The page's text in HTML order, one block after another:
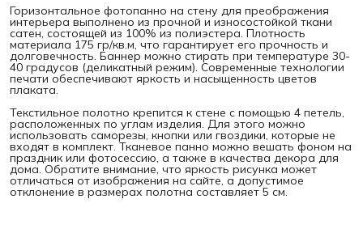
Горизонтальное фотопанно на стену для преображения
интерьера выполнено из прочной и износостойкой ткани
сатен, состоящей из 100% из полиэстера. Плотность
материала 175 гр/кв.м, что гарантирует его прочность и
долговечность. Баннер можно стирать при температуре 30-
40 градусов (деликатный режим). Современные технологии
печати обеспечивают яркость и насыщенность цветов
плаката.
Текстильное полотно крепится к стене с помощью 4 петель,
расположенных по углам изделия. Для этого можно
использовать саморезы, кнопки или гвоздики, которые не
входят в комплект. Тканевое панно можно вешать фоном на
праздник или фотосессию, а также в качества декора для
дома. Обратите внимание, что яркость рисунка может
отличаться от изображения на сайте, а допустимое
отклонение в размерах полотна составляет 5 см.